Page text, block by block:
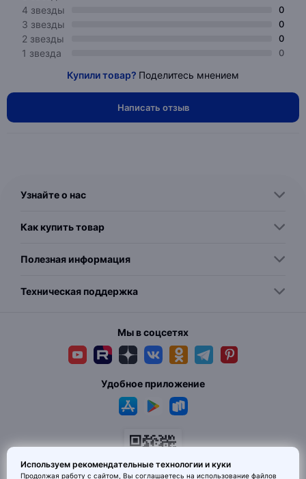
4 звезды 0
3 звезды 0
2 звезды 0
1 звезда 0
Купили товар? Поделитесь мнением
Написать отзыв
Узнайте о нас
Как купить товар
Полезная информация
Техническая поддержка
Мы в соцсетях
Удобное приложение
Используем рекомендательные технологии и куки
Продолжая работу с сайтом, Вы соглашаетесь на использование файлов